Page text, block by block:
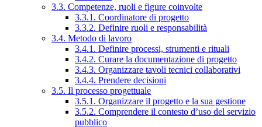
3.3. Competenze, ruoli e figure coinvolte
3.3.1. Coordinatore di progetto
3.3.2. Definire ruoli e responsabilità
3.4. Metodo di lavoro
3.4.1. Definire processi, strumenti e rituali
3.4.2. Curare la documentazione di progetto
3.4.3. Organizzare tavoli tecnici collaborativi
3.4.4. Prendere decisioni
3.5. Il processo progettuale
3.5.1. Organizzare il progetto e la sua gestione
3.5.2. Comprendere il contesto d’uso del servizio
pubblico